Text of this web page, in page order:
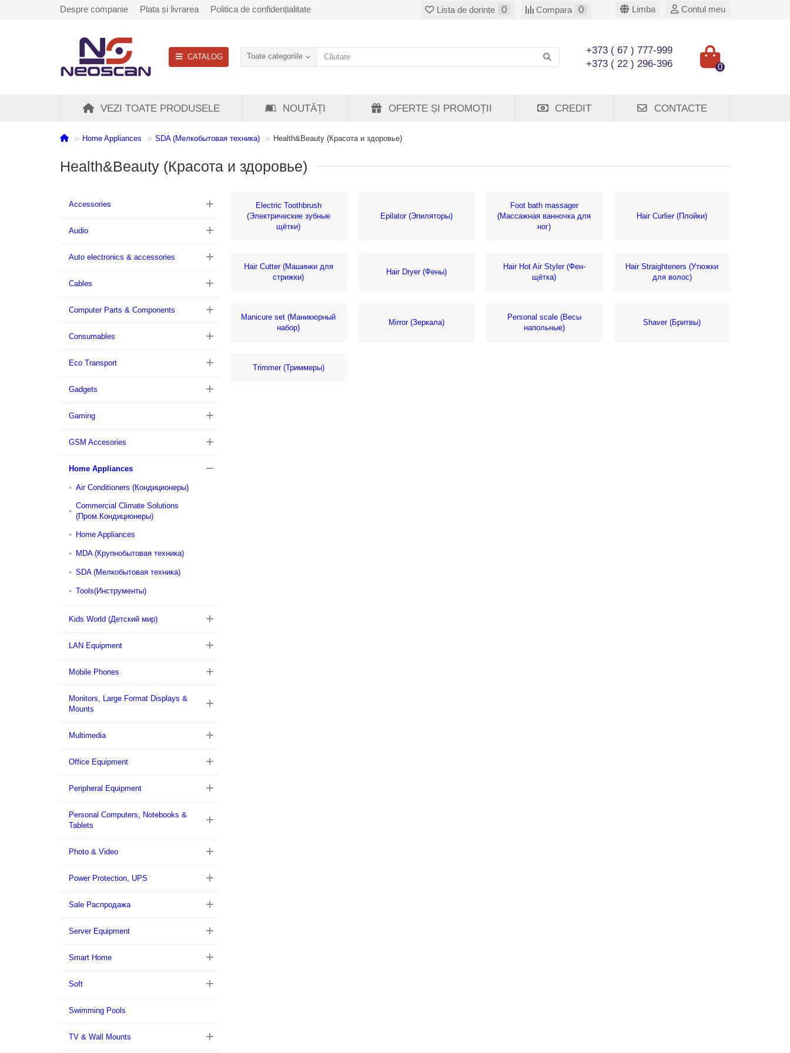
Despre companie Plata și livrarea Politica de confidențialitate Lista de dorințe 0 Compara 0 Limba Contul meu
CATALOG Toate categoriile
+373 ( 67 ) 777-999
+373 ( 22 ) 296-396
0
VEZI TOATE PRODUSELE NOUTĂȚI OFERTE ȘI PROMOȚII CREDIT CONTACTE
Home Appliances SDA (Мелкобытовая техника) Health&Beauty (Красота и здоровье)
Health&Beauty (Красота и здоровье)
Accessories
Audio
Auto electronics & accessories
Cables
Computer Parts & Components
Consumables
Eco Transport
Gadgets
Gaming
GSM Accesories
Home Appliances
Air Conditioners (Кондиционеры)
Commercial Climate Solutions
(Пром.Кондиционеры)
Home Appliances
MDA (Крупнобытовая техника)
SDA (Мелкобытовая техника)
Tools(Инструменты)
Kids World (Детский мир)
LAN Equipment
Mobile Phones
Monitors, Large Format Displays &
Mounts
Multimedia
Office Equipment
Peripheral Equipment
Personal Computers, Notebooks &
Tablets
Photo & Video
Power Protection, UPS
Sale Распродажа
Server Equipment
Smart Home
Soft
Swimming Pools
TV & Wall Mounts
Electric Toothbrush
(Электрические зубные
щётки)
Epilator (Эпиляторы)
Foot bath massager
(Массажная ванночка для
ног)
Hair Curlier (Плойки)
Hair Cutter (Машинки для
стрижки)
Hair Dryer (Фены)
Hair Hot Air Styler (Фен-
щётка)
Hair Straighteners (Утюжки
для волос)
Manicure set (Маникюрный
набор)
Mirror (Зеркала)
Personal scale (Весы
напольные)
Shaver (Бритвы)
Trimmer (Триммеры)